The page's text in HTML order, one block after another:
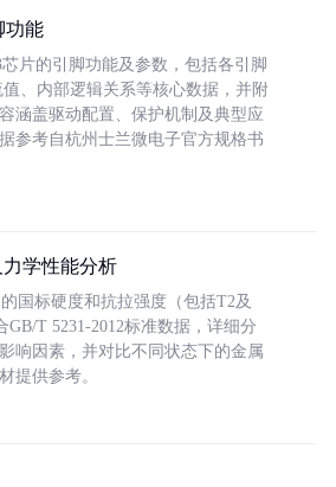
功能
片的引脚功能及参数，包括各引脚
、内部逻辑关系等核心数据，并附
涵盖驱动配置、保护机制及典型应
参考自杭州士兰微电子官方规格书
学性能分析
国标硬度和抗拉强度（包括T2及
GB/T 5231-2012标准数据，详细分
响因素，并对比不同状态下的金属
提供参考。